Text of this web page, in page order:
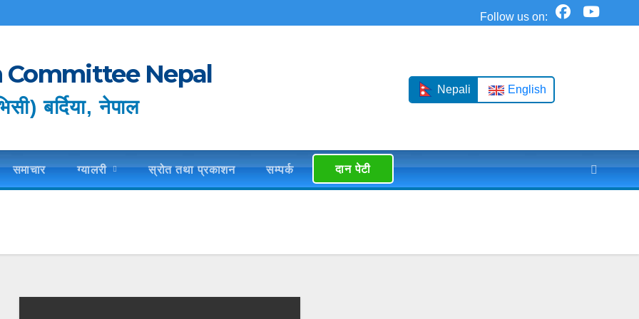
Nepal
बर्दिया, नेपाल
Nepali English
समाचार ग्यालरी स्रोत तथा प्रकाशन सम्पर्क दान पेटी